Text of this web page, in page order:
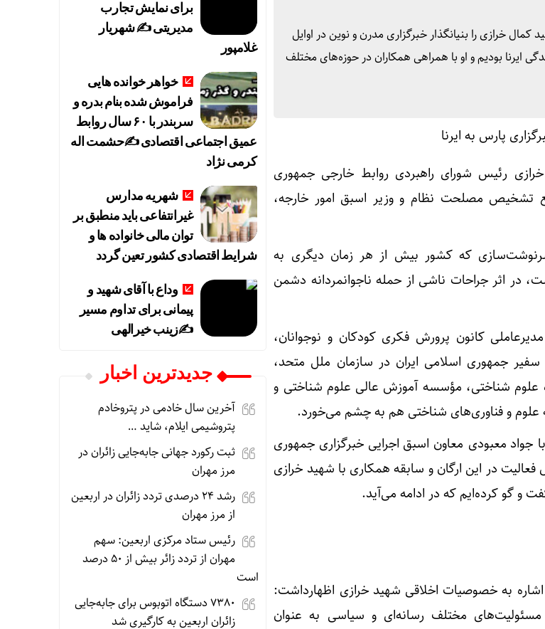
خرازی را بنیانگذار خبرگزاری مدرن و نوین در اوایل
ایرنا بودیم و او با همراهی همکاران در حوزه‌های مختلف
رئیس شورای راهبردی روابط خارجی جمهوری
تشخیص مصلحت نظام و وزیر اسبق امور خارجه،
ماه ۱۴۰۵ در روزهای سرنوشت‌سازی که کشور بیش از هر زمان دیگری به
در اثر جراحات ناشی از حمله ناجوانمردانه دشمن
کانون پرورش فکری کودکان و نوجوانان،
جمهوری اسلامی ایران در سازمان ملل متحد،
شناختی، مؤسسه آموزش عالی علوم شناختی و
و فناوری‌های شناختی هم به چشم می‌خورد.
معبودی معاون اسبق اجرایی خبرگزاری جمهوری
(ایرنا) و مدرس دانشگاه که سابقه ۳۵ سال فعالیت در این ارگان و سابقه همکاری با شهید خرازی
و گو کرده‌ایم که در ادامه می‌آید.
به خصوصیات اخلاقی شهید خرازی اظهارداشت:
مختلف رسانه‌ای و سیاسی به عنوان
برای نمایش تجارب
مدیریتی ✍ شهریار
غلامپور
خواهر خوانده هایی
فراموش شده بنام بدره و
سربندر با ۶۰ سال روابط
عمیق اجتماعی اقتصادی ✍حشمت اله
کرمی نژاد
شهریه مدارس
غیرانتفاعی باید منطبق بر
توان مالی خانواده ها و
شرایط اقتصادی کشور تعین گردد
وداع با آقای شهید و
پیمانی برای تداوم مسیر
✍زینب خیرالهی
جديدترين اخبار
آخرین سال خادمی در پتروخادم
پتروشیمی ایلام، شاید …
ثبت رکورد جهانی جابه‌جایی زائران در
مرز مهران
رشد ۲۴ درصدی تردد زائران در اربعین
از مرز مهران
رئیس ستاد مرکزی اربعین: سهم
مهران از تردد زائر بیش از ۵۰ درصد
است
۷۳۸۰ دستگاه اتوبوس برای جابه‌جایی
زائران اربعین به‌ کارگیری شد